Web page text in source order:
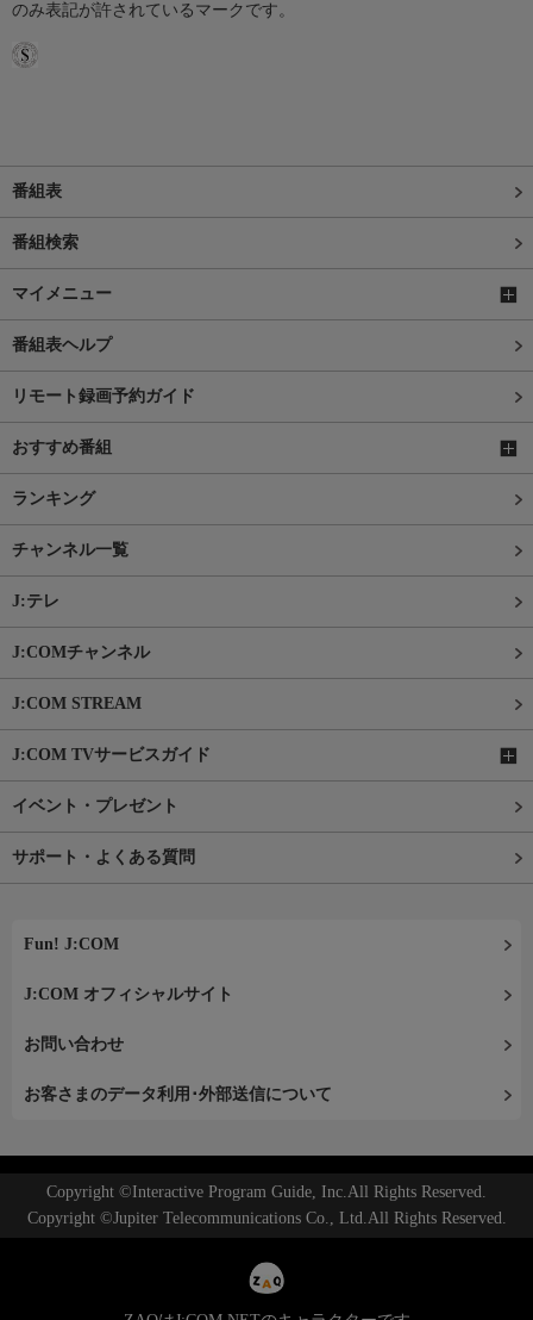
のみ表記が許されているマークです。
番組表
番組検索
マイメニュー
番組表ヘルプ
リモート録画予約ガイド
おすすめ番組
ランキング
チャンネル一覧
J:テレ
J:COMチャンネル
J:COM STREAM
J:COM TVサービスガイド
イベント・プレゼント
サポート・よくある質問
Fun! J:COM
J:COM オフィシャルサイト
お問い合わせ
お客さまのデータ利用･外部送信について
Copyright ©Interactive Program Guide, Inc.All Rights Reserved.
Copyright ©Jupiter Telecommunications Co., Ltd.All Rights Reserved.